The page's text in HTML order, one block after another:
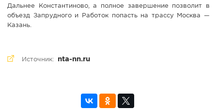
Дальнее Константиново, а полное завершение позволит в
объезд Запрудного и Работок попасть на трассу Москва —
Казань.
Источник: nta-nn.ru